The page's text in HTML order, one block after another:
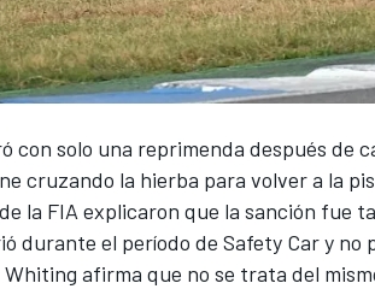
con solo una reprimenda después de
cruzando la hierba para volver a la
la FIA explicaron que la sanción fue
durante el período de Safety Car y no
Whiting afirma que no se trata del